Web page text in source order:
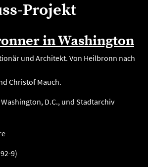
Projekt
in Washington
und Architekt. Von Heilbronn nach
Christof Mauch.
D.C., und Stadtarchiv
9)